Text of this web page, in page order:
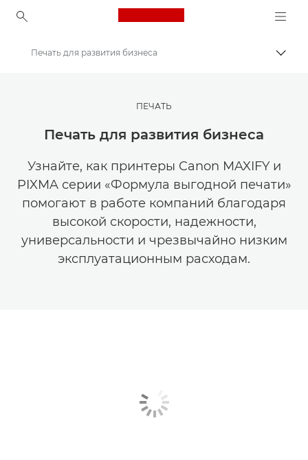
Canon Logo, back to
Мастерская творчества | Советы по фотографии и печати и руководства для покупателей
Истории о фотографии и творчестве
Печать для развития бизнеса
ПЕЧАТЬ
Печать для развития бизнеса
Узнайте, как принтеры Canon MAXIFY и
PIXMA серии «Формула выгодной печати»
помогают в работе компаний благодаря
высокой скорости, надежности,
универсальности и чрезвычайно низким
эксплуатационным расходам.